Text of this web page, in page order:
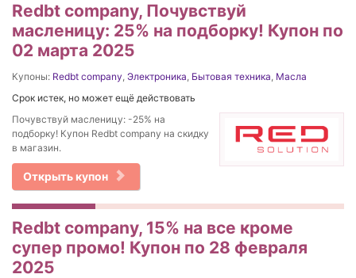
Redbt company, Почувствуй
масленицу: 25% на подборку! Купон по
02 марта 2025
Купоны: Redbt company, Электроника, Бытовая техника, Масла
Срок истек, но может ещё действовать
Почувствуй масленицу: -25% на
подборку! Купон Redbt company на скидку
в магазин.
Открыть купон
Redbt company, 15% на все кроме
супер промо! Купон по 28 февраля
2025